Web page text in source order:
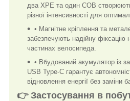
два XPE та один COB
різної інтенсивності для
• Магнітне кріплення та
забезпечують надійну фіксацію
частинах велосипеда.
• Вбудований акумулятор із
USB Type-C гарантує
відновлення енергії без заміни
👉 Застосування в